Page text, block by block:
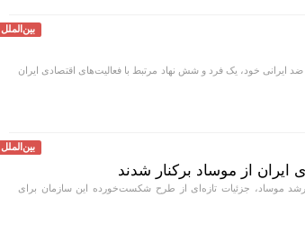
بین‌الملل
ضد ایرانی خود، یک فرد و شش نهاد مرتبط با فعالیت‌های اقتصادی ایران
بین‌الملل
از موساد برکنار شدند
موساد، جزئیات تازه‌ای از طرح شکست‌خورده این سازمان برای